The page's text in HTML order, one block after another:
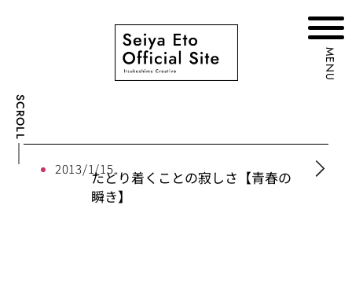
SCROLL
MENU
2013/1/15たどり着くことの寂しさ【青春の
瞬き】